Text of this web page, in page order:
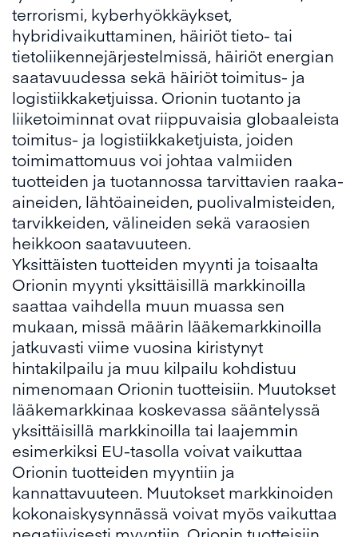
terrorismi, kyberhyökkäykset,
hybridivaikuttaminen, häiriöt tieto- tai
tietoliikennejärjestelmissä, häiriöt energian
saatavuudessa sekä häiriöt toimitus- ja
logistiikkaketjuissa. Orionin tuotanto ja
liiketoiminnat ovat riippuvaisia globaaleista
toimitus- ja logistiikkaketjuista, joiden
toimimattomuus voi johtaa valmiiden
tuotteiden ja tuotannossa tarvittavien raaka-
aineiden, lähtöaineiden, puolivalmisteiden,
tarvikkeiden, välineiden sekä varaosien
heikkoon saatavuuteen.
Yksittäisten tuotteiden myynti ja toisaalta
Orionin myynti yksittäisillä markkinoilla
saattaa vaihdella muun muassa sen
mukaan, missä määrin lääkemarkkinoilla
jatkuvasti viime vuosina kiristynyt
hintakilpailu ja muu kilpailu kohdistuu
nimenomaan Orionin tuotteisiin. Muutokset
lääkemarkkinaa koskevassa sääntelyssä
yksittäisillä markkinoilla tai laajemmin
esimerkiksi EU-tasolla voivat vaikuttaa
Orionin tuotteiden myyntiin ja
kannattavuuteen. Muutokset markkinoiden
kokonaiskysynnässä voivat myös vaikuttaa